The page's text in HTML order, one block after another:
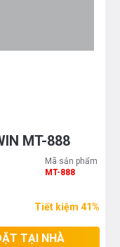
MT-888
Mã sản phẩm
MT-888
Tiết kiệm 41%
TẠI NHÀ